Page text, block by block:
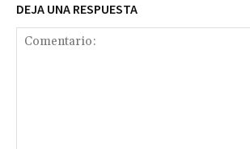
DEJA UNA RESPUESTA